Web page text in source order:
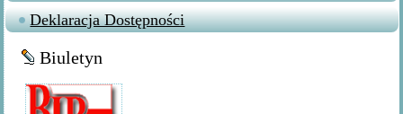
Deklaracja Dostępności
Biuletyn